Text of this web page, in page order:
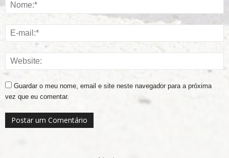
Guardar o meu nome, email e site neste navegador para a próxima
vez que eu comentar.